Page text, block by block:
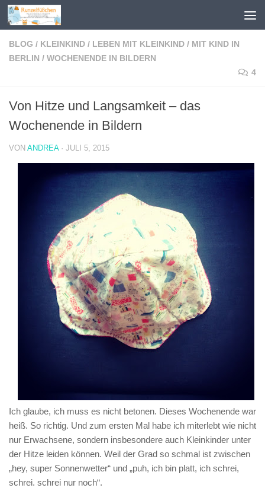
Zum Inhalt springen
BLOG / KLEINKIND / LEBEN MIT KLEINKIND / MIT KIND IN
BERLIN / WOCHENENDE IN BILDERN
4
Von Hitze und Langsamkeit – das
Wochenende in Bildern
VON ANDREA · JULI 5, 2015
Ich glaube, ich muss es nicht betonen. Dieses Wochenende war
heiß. So richtig. Und zum ersten Mal habe ich miterlebt wie nicht
nur Erwachsene, sondern insbesondere auch Kleinkinder unter
der Hitze leiden können. Weil der Grad so schmal ist zwischen
„hey, super Sonnenwetter“ und „puh, ich bin platt, ich schrei,
schrei. schrei nur noch“.